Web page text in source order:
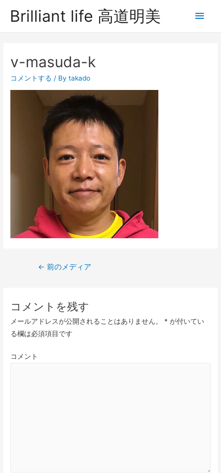
Brilliant life 高道明美
v-masuda-k
コメントする / Bytakado
← 前のメディア
コメントを残す
メールアドレスが公開されることはありません。 * が付いてい
る欄は必須項目です
コメント